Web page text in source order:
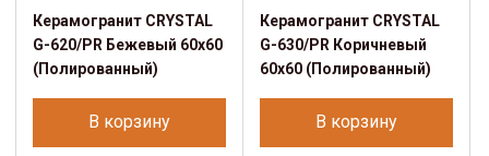
Керамогранит CRYSTAL
G-620/PR Бежевый 60x60
(Полированный)
В корзину
Керамогранит CRYSTAL
G-630/PR Коричневый
60x60 (Полированный)
В корзину